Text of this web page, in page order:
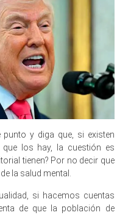
y diga que, si existen
los hay, la cuestión es
tienen? Por no decir que
la salud mental.
si hacemos cuentas
de que la población de